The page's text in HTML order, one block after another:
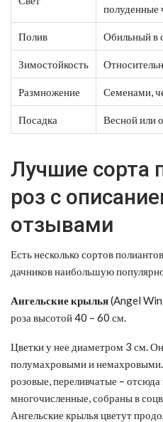
полуденные
Полив Обильный в
Зимостойкость
Размножение Семенами,
Посадка Весной или
Лучшие сорта
роз с
отзывами
Есть несколько сортов
дачников наибольшую
Ангельские крылья(Angel
роза высотой 40 – 60 см.
Цветки у нее диаметром 3 см.
полумахровыми и
розовые, переливчатые –
многочисленные, собраны в
Ангельские крылья цветут